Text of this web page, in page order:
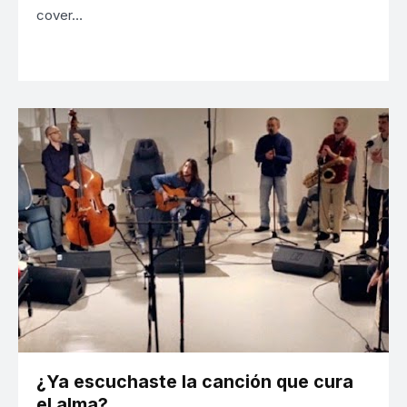
cover…
¿Ya escuchaste la canción que cura